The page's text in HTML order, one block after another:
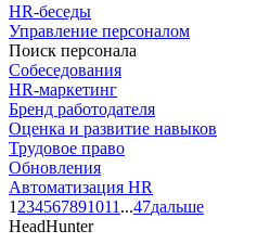
HR-беседы
Управление персоналом
Поиск персонала
Собеседования
HR-маркетинг
Бренд работодателя
Оценка и развитие навыков
Трудовое право
Обновления
Автоматизация HR
1 234567891011 ...47дальше
HeadHunter